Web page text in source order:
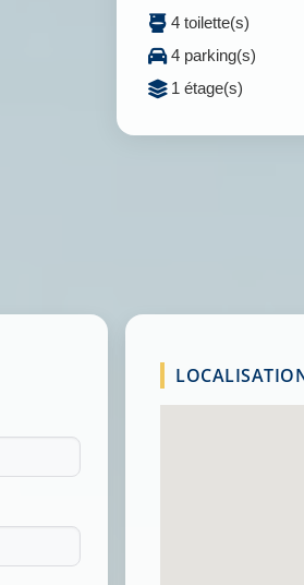
4 toilette(s)
4 parking(s)
1 étage(s)